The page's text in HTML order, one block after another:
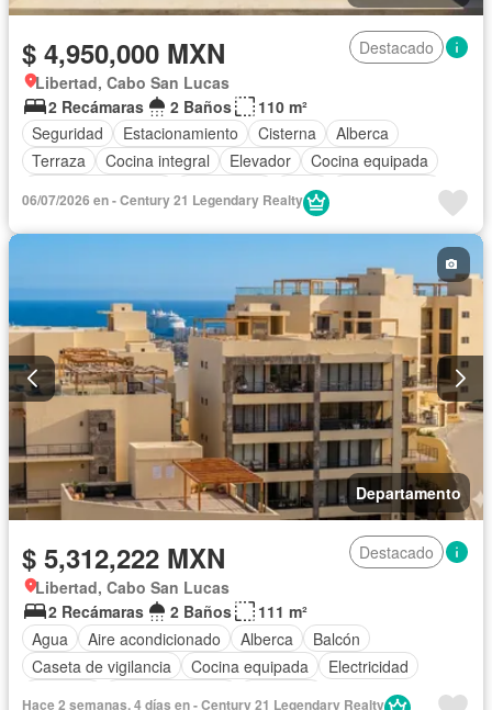
$ 4,950,000 MXN
Destacado
Libertad, Cabo San Lucas
2 Recámaras
2 Baños
110 m²
Seguridad
Estacionamiento Cisterna
Alberca
Terraza
Cocina integral Elevador
Cocina equipada
Agua
06/07/2026 en - Century 21 Legendary Realty
Departamento
$ 5,312,222 MXN
Destacado
Libertad, Cabo San Lucas
2 Recámaras
2 Baños
111 m²
Agua
Aire acondicionado Alberca
Balcón
Caseta de vigilancia
Cocina equipada
Electricidad
Hace 2 semanas, 4 días en - Century 21 Legendary Realty